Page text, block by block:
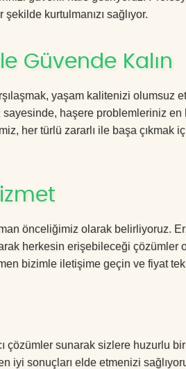
kurtulmanızı sağlıyor.
Güvende Kalın
yaşam kalitenizi olumsuz
haşere problemleriniz en
her türlü zararlı ile başa çıkmak
önceliğimiz olarak belirliyoruz.
herkesin erişebileceği çözümler
bizimle iletişime geçin ve fiyat
çözümler sunarak sizlere huzurlu
iyi sonuçları elde etmenizi